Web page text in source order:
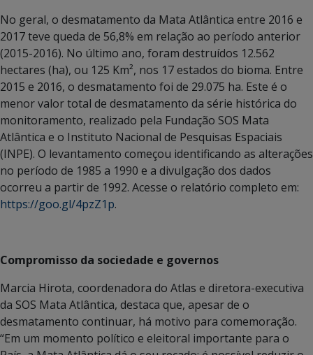
No geral, o desmatamento da Mata Atlântica entre 2016 e
2017 teve queda de 56,8% em relação ao período anterior
(2015-2016). No último ano, foram destruídos 12.562
hectares (ha), ou 125 Km², nos 17 estados do bioma. Entre
2015 e 2016, o desmatamento foi de 29.075 ha. Este é o
menor valor total de desmatamento da série histórica do
monitoramento, realizado pela Fundação SOS Mata
Atlântica e o Instituto Nacional de Pesquisas Espaciais
(INPE). O levantamento começou identificando as alterações
no período de 1985 a 1990 e a divulgação dos dados
ocorreu a partir de 1992. Acesse o relatório completo em:
https://goo.gl/4pzZ1p.
Compromisso da sociedade e governos
Marcia Hirota, coordenadora do Atlas e diretora-executiva
da SOS Mata Atlântica, destaca que, apesar de o
desmatamento continuar, há motivo para comemoração.
“Em um momento político e eleitoral importante para o